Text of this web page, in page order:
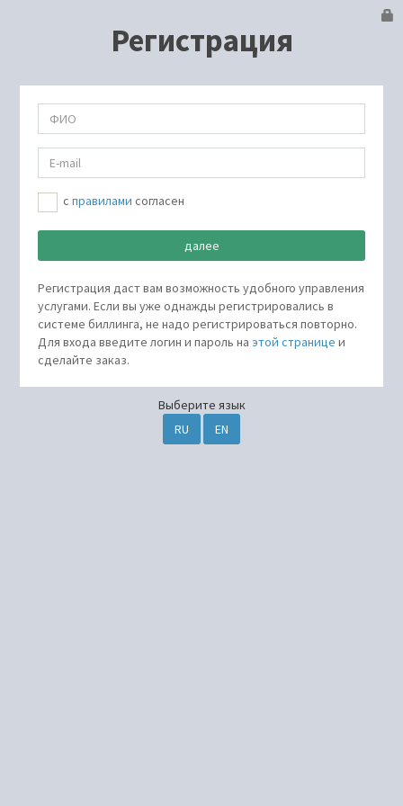
Регистрация
cправилами согласен
Регистрация даст вам возможность удобного управления
услугами. Если вы уже однажды регистрировались в
системе биллинга, не надо регистрироваться повторно.
Для входа введите логин и пароль на этой странице и
сделайте заказ.
Выберите язык